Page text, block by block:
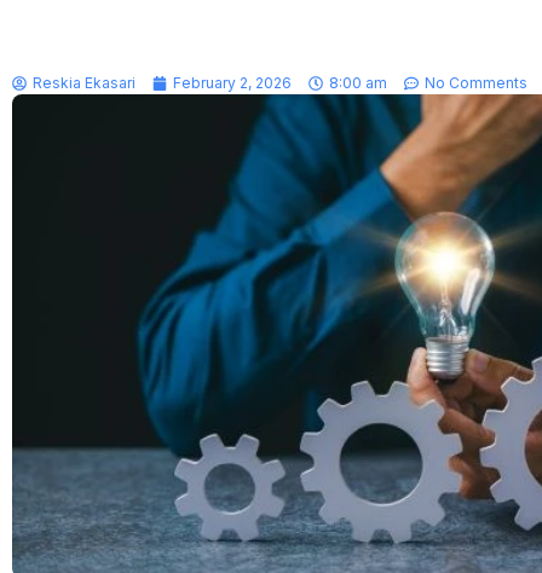
Reskia Ekasari February 2, 2026 8:00 am No Comments